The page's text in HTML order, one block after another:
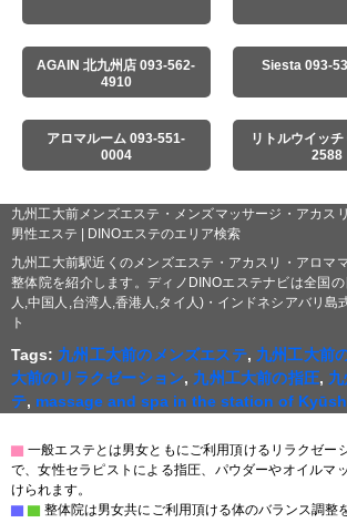
AGAIN 北九州店 093-562-
4910
Siesta 093-
アロマルーム 093-551-
0004
リトルウイッ
2588
九州工大前メンズエステ・メンズマッサージ・アカス
男性エステ | DINOエステのエリア検索
九州工大前駅近くのメンズエステ・アカスリ・アロマ
整体院を紹介します。ディノDINOエステナビは全国
人,中国人,台湾人,香港人,タイ人)・インドネシアバリ島
ト
Tags: 九州工大前のメンズエステ, 九州工大前
大前のリラクゼーション, 九州工大前の指圧,
テ, massage and spa in the station of
▇ 一般エステとは男女ともにご利用頂けるリラクゼー
で、女性セラピストによる指圧、パウダーやオイルマ
けられます。
▇ ▇ 整体院は男女共にご利用頂ける体のバランス調整